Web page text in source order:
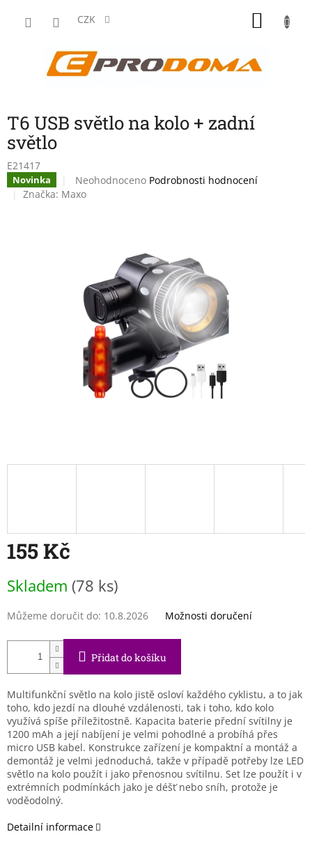
CZK
T6 USB světlo na kolo + zadní
světlo
E21417
Novinka
Průměrné
hodnocení
hvězdiček.
Neohodnoceno Podrobnosti hodnocení
Značka: Maxo
155 Kč
cena:
Skladem (78 ks)
Můžeme doručit do: 10.8.2026 Možnosti doručení
Přidat do košíku
Multifunkční světlo na kolo jistě osloví každého cyklistu, a to jak
toho, kdo jezdí na dlouhé vzdálenosti, tak i toho, kdo kolo
využívá spíše příležitostně. Kapacita baterie přední svítilny je
1200 mAh a její nabíjení je velmi pohodlné a probíhá přes
micro USB kabel. Konstrukce zařízení je kompaktní a montáž a
demontáž je velmi jednoduchá, takže v případě potřeby lze LED
světlo na kolo použít i jako přenosnou svítilnu. Set lze použít i v
extrémních podmínkách jako je déšť nebo sníh, protože je
voděodolný.
Detailní informace